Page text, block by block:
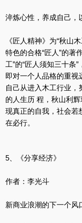
淬炼心性，养成自己，
《匠人精神》为“秋山
特色的合格“匠人”的著
工”的“匠人须知三十条
即对一个人品格的重视
自己从进入木工行业
的人生历 程，秋山利
现真正的自我，社会若
在必行。
5、《分享经济》
作者：李光斗
新商业浪潮的下一个风